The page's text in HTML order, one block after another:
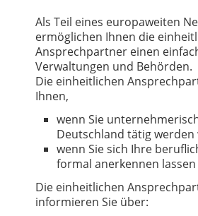
Als Teil eines europaweiten
ermöglichen Ihnen die
Ansprechpartner einen
Verwaltungen und Behörden.
Die einheitlichen
Ihnen,
wenn Sie
Deutschland tätig
wenn Sie sich Ihre
formal anerkennen
Die einheitlichen
informieren Sie über: